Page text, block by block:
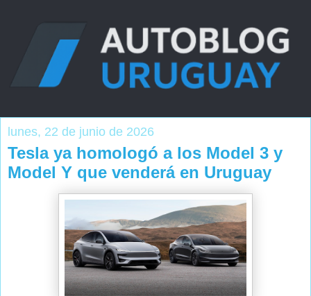
lunes, 22 de junio de 2026
Tesla ya homologó a los Model 3 y
Model Y que venderá en Uruguay